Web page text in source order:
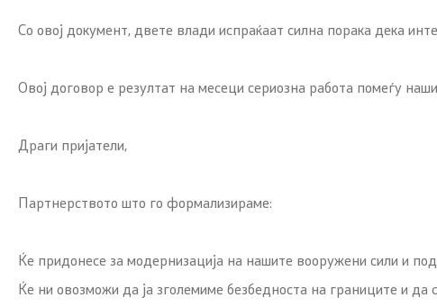
Со овој документ, двете влади испраќаат силна порака дека
Овој договор е резултат на месеци сериозна работа помеѓу
Драги пријатели,
Партнерството што го формализираме:
Ќе придонесе за модернизација на нашите вооружени сили и
Ќе ни овозможи да ја зголемиме безбедноста на границите и да